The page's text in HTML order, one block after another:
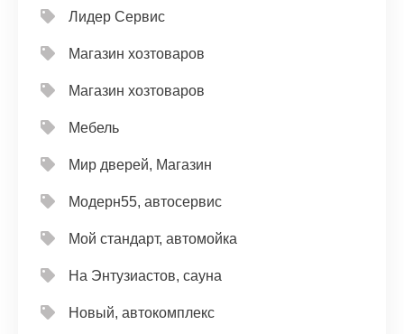
Лидер Сервис
Магазин хозтоваров
Магазин хозтоваров
Мебель
Мир дверей, Магазин
Модерн55, автосервис
Мой стандарт, автомойка
На Энтузиастов, сауна
Новый, автокомплекс